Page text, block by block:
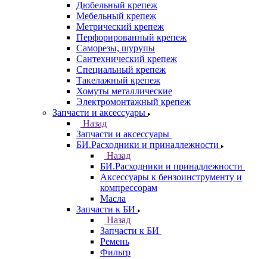
Дюбельный крепеж
Мебельный крепеж
Метрический крепеж
Перфорированный крепеж
Саморезы, шурупы
Сантехнический крепеж
Специальный крепеж
Такелажный крепеж
Хомуты металлические
Электромонтажный крепеж
Запчасти и аксессуары
Назад
Запчасти и аксессуары
БИ.Расходники и принадлежности
Назад
БИ.Расходники и принадлежности
Аксессуары к бензоинструменту и
компрессорам
Масла
Запчасти к БИ
Назад
Запчасти к БИ
Ремень
Фильтр